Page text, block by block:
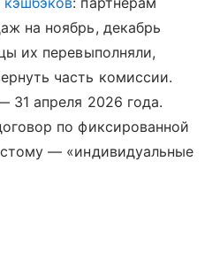
на ноябрь, декабрь
их перевыполняли,
часть комиссии.
31 апреля 2026 года.
по фиксированной
— «индивидуальные